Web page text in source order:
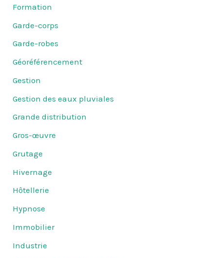
Formation
Garde-corps
Garde-robes
Géoréférencement
Gestion
Gestion des eaux pluviales
Grande distribution
Gros-œuvre
Grutage
Hivernage
Hôtellerie
Hypnose
Immobilier
Industrie